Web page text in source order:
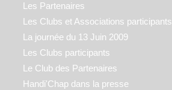
Les Partenaires
Les Clubs et Associations participants
La journée du 13 Juin 2009
Les Clubs participants
Le Club des Partenaires
Handi'Chap dans la presse